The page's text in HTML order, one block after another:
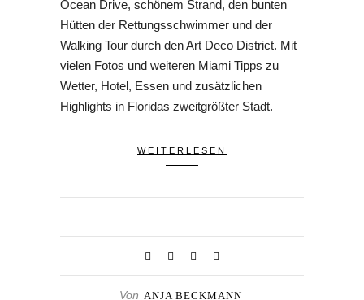
Ocean Drive, schönem Strand, den bunten
Hütten der Rettungsschwimmer und der
Walking Tour durch den Art Deco District. Mit
vielen Fotos und weiteren Miami Tipps zu
Wetter, Hotel, Essen und zusätzlichen
Highlights in Floridas zweitgrößter Stadt.
WEITERLESEN
Von ANJA BECKMANN